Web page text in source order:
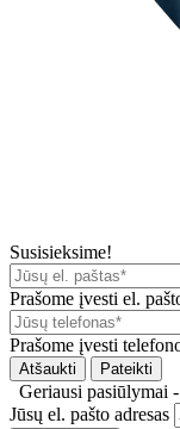
Susisieksime!
Prašome įvesti el.
Prašome įvesti
Atšaukti Pateikti
Geriausi pasiūlymai
Jūsų el. pašto adresas